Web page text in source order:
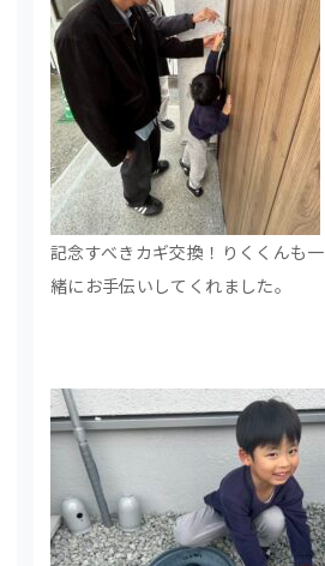
記念すべきカギ交換！りくくんも一
緒にお手伝いしてくれました。